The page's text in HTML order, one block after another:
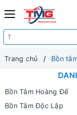
Trang chủ Bồn
Bồn Tắm Hoàng Đế
Bồn Tắm Độc Lập